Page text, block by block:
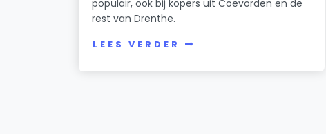
populair, ook bij kopers uit Coevorden en de
rest van Drenthe.
LEES VERDER